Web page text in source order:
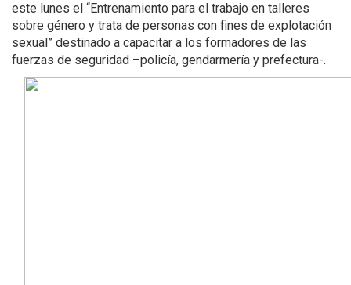
este lunes el “Entrenamiento para el trabajo en talleres
sobre género y trata de personas con fines de explotación
sexual” destinado a capacitar a los formadores de las
fuerzas de seguridad –policía, gendarmería y prefectura-.